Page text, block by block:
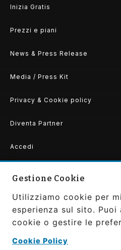
Inizia Gratis
Prezzi e piani
News & Press Release
Media / Press Kit
Privacy & Cookie policy
Diventa Partner
Accedi
Copyright ©2026 Convivier by
IT0207370663
All Rights Reserved | Powered
Gaudibilia |Privacy Policy
Gestione Cookie
Utilizziamo cookie per
esperienza sul sito.
cookie o gestire le
Cookie Policy